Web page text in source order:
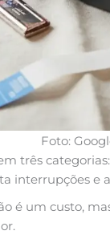
Foto:
três
interrupções e
é um custo,